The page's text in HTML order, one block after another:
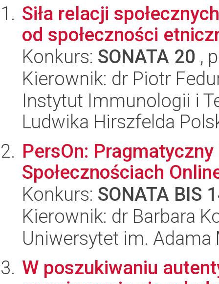
Siła relacji
od społeczności
Konkurs: SONATA 20 ,
Kierownik: dr Piotr
Instytut Immunologii i
Ludwika Hirszfelda
PersOn:
Społecznościach
Konkurs: SONATA BIS
Kierownik: dr Barbara
Uniwersytet im.
W poszukiwaniu